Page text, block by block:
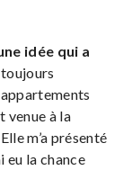
idée qui a
toujours
venue à la
m’a présenté
eu la chance